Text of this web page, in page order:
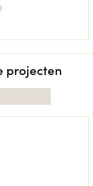
projecten